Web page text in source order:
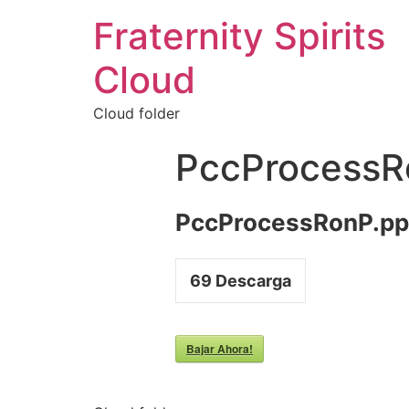
Fraternity Spirits
Cloud
Cloud folder
69 Descarga
Bajar Ahora!